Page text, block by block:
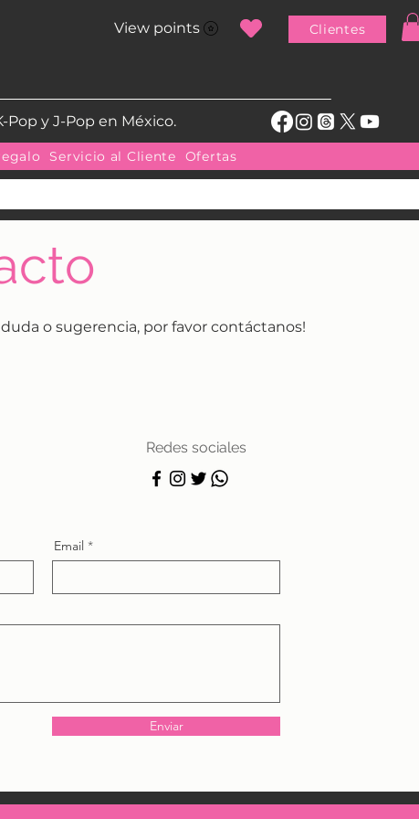
View points Clientes
Pop y J-Pop en México.
Servicio al Cliente Ofertas
o sugerencia, por favor contáctanos!
Redes sociales
Email
Enviar